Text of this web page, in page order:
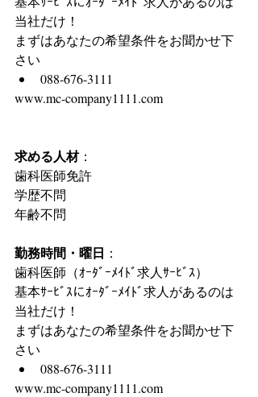
当社だけ！
まずはあなたの希望条件をお聞かせ下
さい
088-676-3111
www.mc-company1111.com
求める人材：
歯科医師免許
学歴不問
年齢不問
勤務時間・曜日 ：
歯科医師（ｵｰﾀﾞｰﾒｲﾄﾞ求人ｻｰﾋﾞｽ）
基本ｻｰﾋﾞｽにｵｰﾀﾞｰﾒｲﾄﾞ求人があるのは
当社だけ！
まずはあなたの希望条件をお聞かせ下
さい
088-676-3111
www.mc-company1111.com